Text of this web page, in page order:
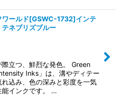
ワールド[GSWC-1732]インテ
ネブリズブルー
立つ、鮮烈な発色。 Green
Inks」は、溝やディテー
れ込み、色の深みと彩度を一気
能インクです。 …